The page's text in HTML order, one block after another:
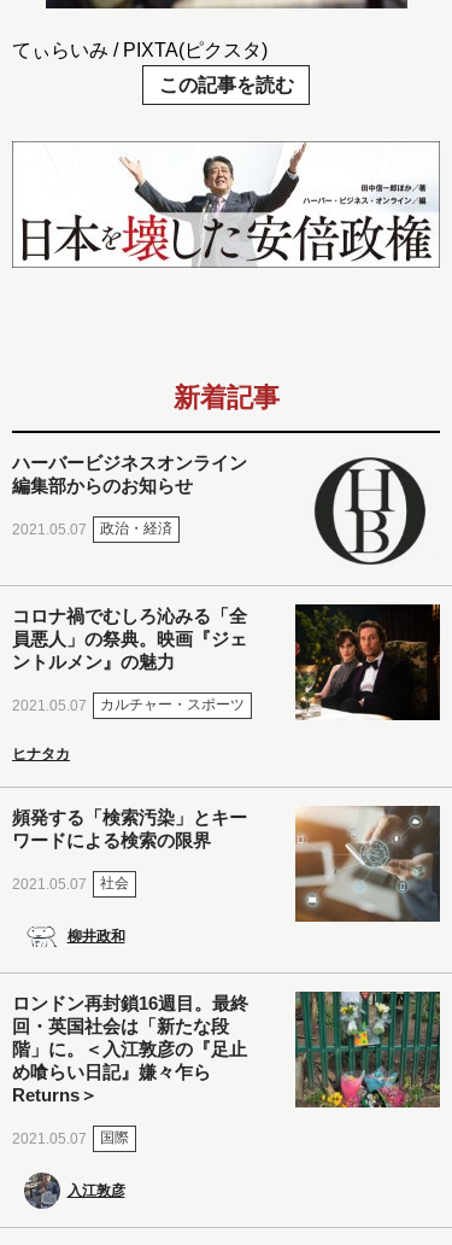
てぃらいみ / PIXTA(ピクスタ)
この記事を読む
新着記事
ハーバービジネスオンライン
編集部からのお知らせ
2021.05.07 政治・経済
コロナ禍でむしろ沁みる「全
員悪人」の祭典。映画『ジェ
ントルメン』の魅力
2021.05.07 カルチャー・スポーツ
ヒナタカ
頻発する「検索汚染」とキー
ワードによる検索の限界
2021.05.07 社会
柳井政和
ロンドン再封鎖16週目。最終
回・英国社会は「新たな段
階」に。＜入江敦彦の『足止
め喰らい日記』嫌々乍ら
Returns＞
2021.05.07 国際
入江敦彦